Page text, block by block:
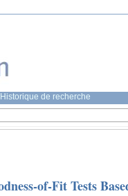
Historique de recherche
of-Fit Tests